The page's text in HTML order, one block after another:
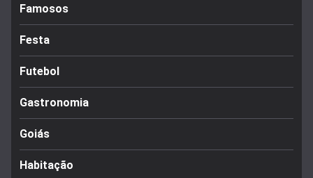
Famosos
Festa
Futebol
Gastronomia
Goiás
Habitação